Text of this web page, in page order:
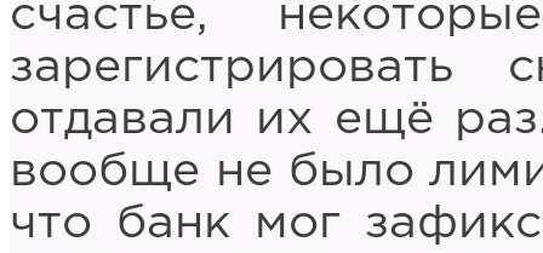
счастье,
отдавали их ещё
вообще не было
что банк мог